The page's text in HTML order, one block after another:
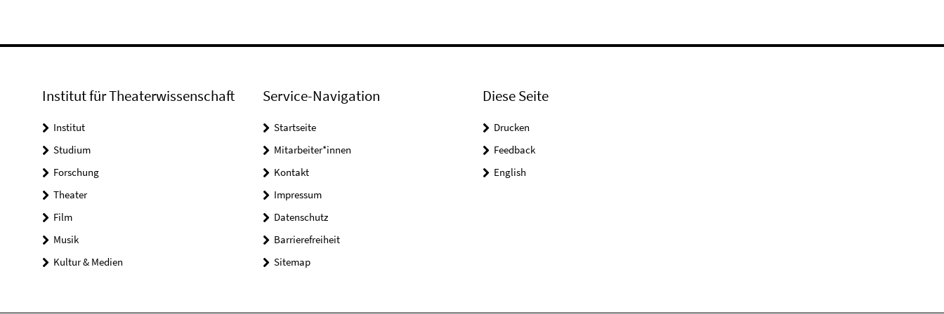
Institut für Theaterwissenschaft
Institut
Studium
Forschung
Theater
Film
Musik
Kultur & Medien
Service-Navigation
Startseite
Mitarbeiter*innen
Kontakt
Impressum
Datenschutz
Barrierefreiheit
Sitemap
Diese Seite
Drucken
Feedback
English